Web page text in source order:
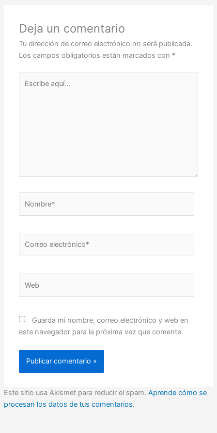
Deja un comentario
Tu dirección de correo electrónico no será publicada.
Los campos obligatorios están marcados con *
Guarda mi nombre, correo electrónico y web en
este navegador para la próxima vez que comente.
Este sitio usa Akismet para reducir el spam. Aprende cómo se
procesan los datos de tus comentarios.